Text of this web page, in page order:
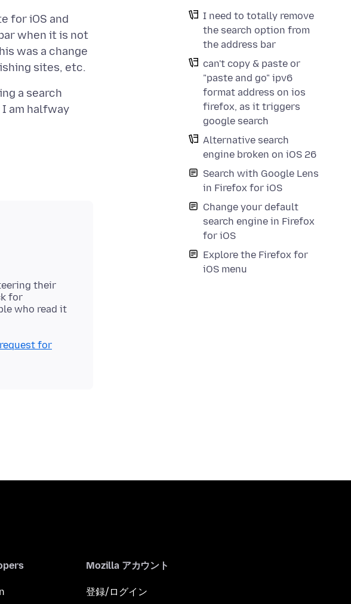
I need to totally remove
the search option from
the address bar
can't copy & paste or
"paste and go" ipv6
format address on ios
firefox, as it triggers
google search
Alternative search
engine broken on iOS 26
Search with Google Lens
in Firefox for iOS
Change your default
search engine in Firefox
for iOS
Explore the Firefox for
iOS menu
for iOS and
when it is not
was a change
a search
am halfway
their
for
who read it
for
Mozilla アカウント
登録/ログイン